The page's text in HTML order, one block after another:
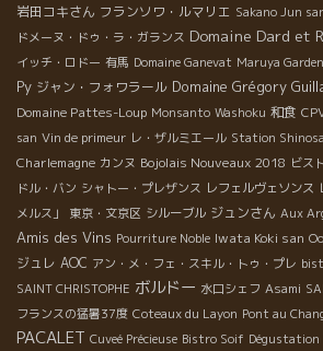
岩田コキさん フランソワ・ルマリエ Sakano Jun
ドメーヌ・ドゥ・ラ・ガランス Domaine Dard et
イッチ・ロドー 有馬 Domaine Ganevat Maruya
Py ジャン・フォワラール Domaine Grégory
Domaine Pattes-Loup Monsanto Washoku 和食
san Vin de primeur レ・ザルミエール Station
Charlemagne カンヌ Bojolais Nouveaux 2018 ビス
ドル・バン シャトー・プレザンス レフェルヴェソンス
メルス」
東京・文京区 シルーブル ジュンさん Aux
Amis des Vins Pourriture Noble Iwata Koki san
ジュレ AOC アン・メ・フェ・スキル・トゥ・プレ
SAINT CHRISTOPHE ボルドー 水口シェフ Asami
フランスの猛暑37度 Coteaux du Layon Pont au
PACALET Cuveé Précieuse Bistro Soif Dégustation